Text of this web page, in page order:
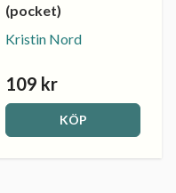
(pocket)
Kristin Nord
109 kr
KÖP